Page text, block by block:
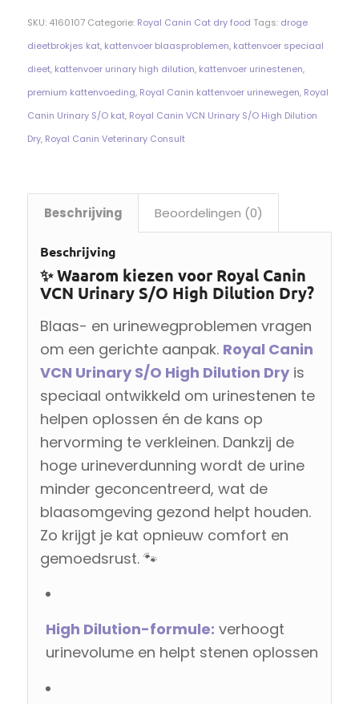
SKU: 4160107 Categorie: Royal Canin Cat dry food Tags: droge
dieetbrokjes kat, kattenvoer blaasproblemen, kattenvoer speciaal
dieet, kattenvoer urinary high dilution, kattenvoer urinestenen,
premium kattenvoeding, Royal Canin kattenvoer urinewegen, Royal
Canin Urinary S/O kat, Royal Canin VCN Urinary S/O High Dilution
Dry, Royal Canin Veterinary Consult
Beschrijving Beoordelingen (0)
Beschrijving
✨ Waarom kiezen voor Royal Canin
VCN Urinary S/O High Dilution Dry?
Blaas- en urinewegproblemen vragen
om een gerichte aanpak. Royal Canin
VCN Urinary S/O High Dilution Dryis
speciaal ontwikkeld om urinestenen te
helpen oplossen én de kans op
hervorming te verkleinen. Dankzij de
hoge urineverdunning wordt de urine
minder geconcentreerd, wat de
blaasomgeving gezond helpt houden.
Zo krijgt je kat opnieuw comfort en
gemoedsrust. 🐾
High Dilution-formule: verhoogt
urinevolume en helpt stenen oplossen